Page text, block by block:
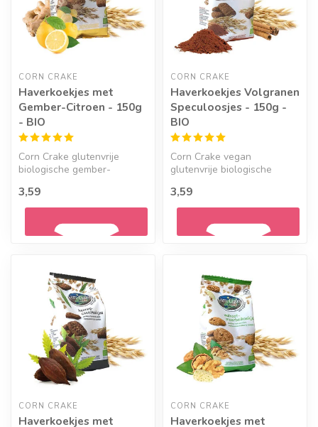
CORN CRAKE
Haverkoekjes met
Gember-Citroen - 150g
- BIO
Corn Crake glutenvrije
biologische gember-
3,59
Geef een seintje
CORN CRAKE
Haverkoekjes Volgranen
Speculoosjes - 150g -
BIO
Corn Crake vegan
glutenvrije biologische
3,59
Geef een seintje
CORN CRAKE
Haverkoekjes met
CORN CRAKE
Haverkoekjes met